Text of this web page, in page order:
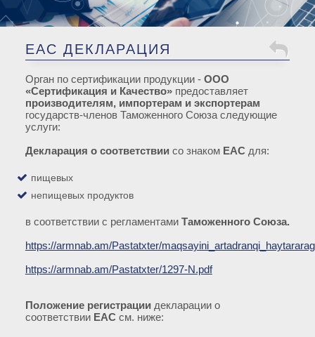
EAC ДЕКЛАРАЦИЯ
Орган по сертификации продукции - ООО
«Сертификация и Качество»предоставляет
производителям, импортерам и экспортерам
государств-членов Таможенного Союза следующие
услуги:
Декларация о соответствиисо знаком EAC для:
пищевых
непищевых продуктов
в со­ответ­ствии с регламентами Таможенного Союза.
https://armnab.am/Pastatxter/
https://armnab.am/Pastatxter/1297-N.pdf
Положение регистрациидекларации о
соответствии EAC см. ниже: